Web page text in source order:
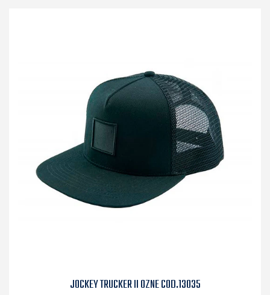
JOCKEY TRUCKER II OZNE COD.13035